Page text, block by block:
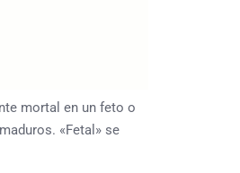
mortal en un feto o
«Fetal» se